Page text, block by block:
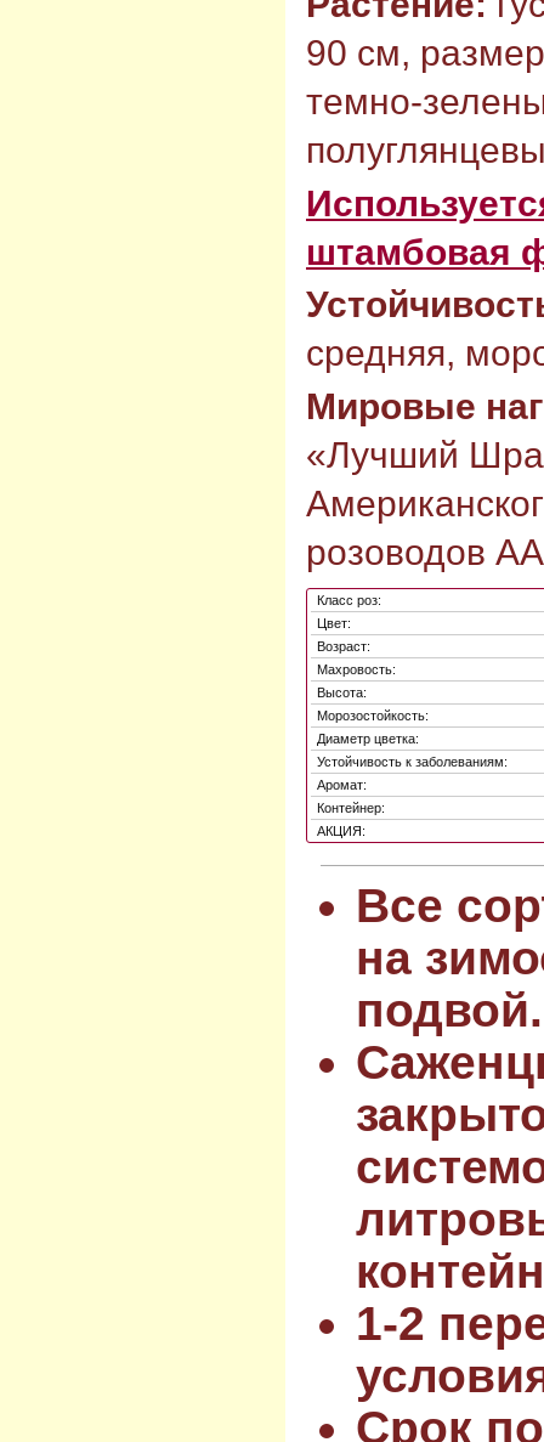
90 см,
темно-
штамбовая
средняя,
Мировые
«Лучший
розоводов
Класс роз:
Цвет:
Возраст:
Махровость:
Высота:
Морозостойкость:
Диаметр цветка:
Устойчивость к заболеваниям:
Аромат:
Контейнер:
АКЦИЯ:
Все
на
подвой.
1-2
Срок